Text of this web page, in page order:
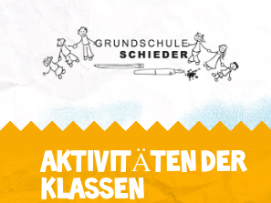
AKTIVITÄTEN DER
KLASSEN